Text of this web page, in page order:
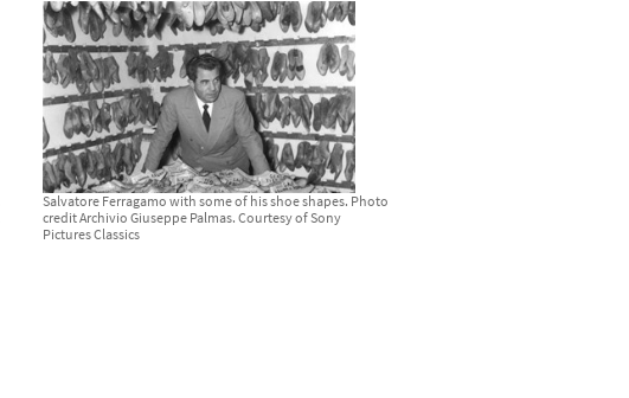
Salvatore Ferragamo with some of his shoe shapes. Photo
credit Archivio Giuseppe Palmas. Courtesy of Sony
Pictures Classics